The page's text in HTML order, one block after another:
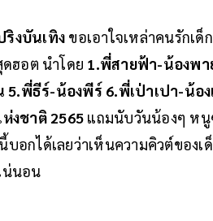
ริงบันเทิง ขอเอาใจเหล่าคนรักเ
ฮอต นำโดย 1.พี่สายฟ้า-น้องพา
พี่ธีร์-น้องพีร์ 6.พี่เป่าเปา-น้อง
งชาติ 2565 แถมนับวันน้องๆ หนู
กได้เลยว่าเห็นความคิวต์ของเ
น่นอน